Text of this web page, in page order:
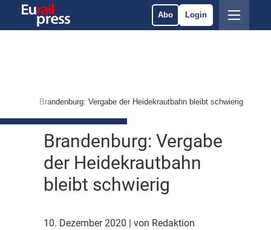
Abo Login
Brandenburg: Vergabe der Heidekrautbahn bleibt schwierig
Brandenburg: Vergabe
der Heidekrautbahn
bleibt schwierig
10. Dezember 2020
| von Redaktion